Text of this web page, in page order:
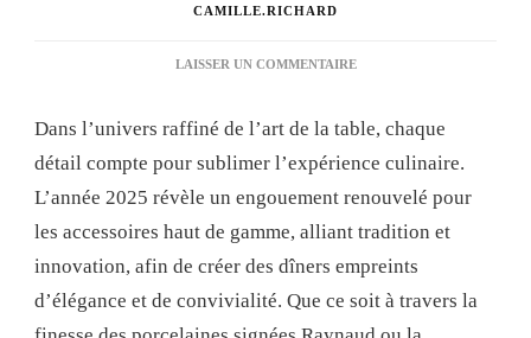
CAMILLE.RICHARD
LAISSER UN COMMENTAIRESUR
ACCESSOIRES
LA
HAUT
DE
POUR
DES
Dans l’univers raffiné de l’art de la table, chaque
détail compte pour sublimer l’expérience culinaire.
L’année 2025 révèle un engouement renouvelé pour
les accessoires haut de gamme, alliant tradition et
innovation, afin de créer des dîners empreints
d’élégance et de convivialité. Que ce soit à travers la